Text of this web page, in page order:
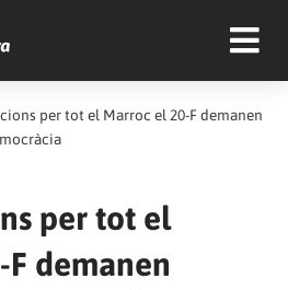
per tot el Marroc el 20-F demanen
per tot el
demanen